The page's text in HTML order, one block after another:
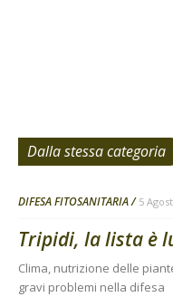
Dalla stessa categoria
DIFESA FITOSANITARIA 5
Tripidi, la lista è
Clima, nutrizione delle
gravi problemi nella difesa